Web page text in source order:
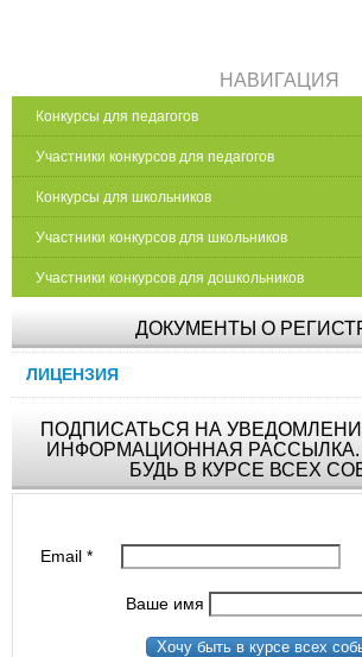
НАВИГАЦИЯ
Конкурсы для педагогов
Участники конкурсов для педагогов
Конкурсы для школьников
Участники конкурсов для школьников
Участники конкурсов для дошкольников
ДОКУМЕНТЫ О
ЛИЦЕНЗИЯ
ПОДПИСАТЬСЯ НА
ИНФОРМАЦИОННАЯ
БУДЬ В КУРСЕ ВСЕХ
Email*
Ваше имя
Хочу быть в курсе всех